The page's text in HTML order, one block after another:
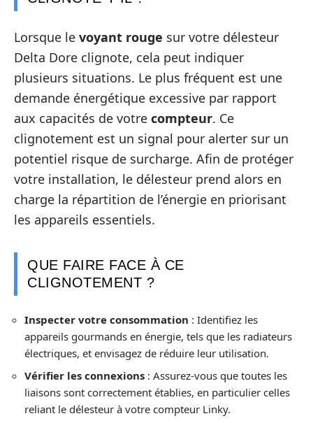
Lorsque le voyant rouge sur votre délesteur
Delta Dore clignote, cela peut indiquer
plusieurs situations. Le plus fréquent est une
demande énergétique excessive par rapport
aux capacités de votre compteur. Ce
clignotement est un signal pour alerter sur un
potentiel risque de surcharge. Afin de protéger
votre installation, le délesteur prend alors en
charge la répartition de l’énergie en priorisant
les appareils essentiels.
QUE FAIRE FACE À CE
CLIGNOTEMENT ?
Inspecter votre consommation : Identifiez les
appareils gourmands en énergie, tels que les radiateurs
électriques, et envisagez de réduire leur utilisation.
Vérifier les connexions : Assurez-vous que toutes les
liaisons sont correctement établies, en particulier celles
reliant le délesteur à votre compteur Linky.